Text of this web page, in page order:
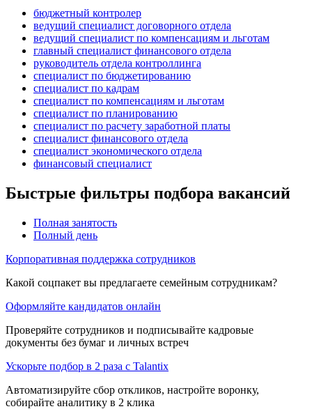
бюджетный контролер
ведущий специалист договорного отдела
ведущий специалист по компенсациям и льготам
главный специалист финансового отдела
руководитель отдела контроллинга
специалист по бюджетированию
специалист по кадрам
специалист по компенсациям и льготам
специалист по планированию
специалист по расчету заработной платы
специалист финансового отдела
специалист экономического отдела
финансовый специалист
Быстрые фильтры подбора вакансий
Полная занятость
Полный день
Корпоративная поддержка сотрудников
Какой соцпакет вы предлагаете семейным сотрудникам?
Оформляйте кандидатов онлайн
Проверяйте сотрудников и подписывайте кадровые
документы без бумаг и личных встреч
Ускорьте подбор в 2 раза с Talantix
Автоматизируйте сбор откликов, настройте воронку,
собирайте аналитику в 2 клика